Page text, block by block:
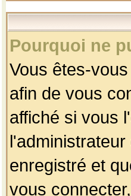
Pourquoi ne
Vous êtes-
afin de vous
affiché si vous
enregistré et
vous